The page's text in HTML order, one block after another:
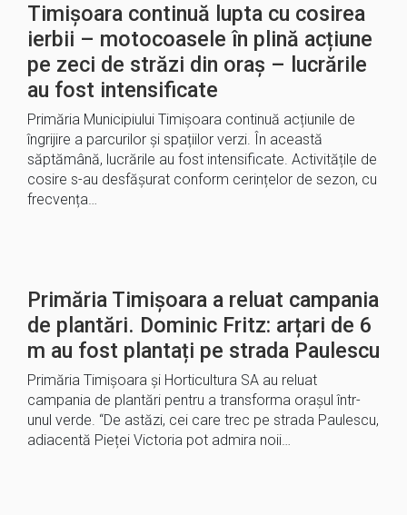
Timișoara continuă lupta cu cosirea
ierbii – motocoasele în plină acțiune
pe zeci de străzi din oraș – lucrările
au fost intensificate
Primăria Municipiului Timișoara continuă acțiunile de
îngrijire a parcurilor și spațiilor verzi. În această
săptămână, lucrările au fost intensificate. Activitățile de
cosire s-au desfășurat conform cerințelor de sezon, cu
frecvența…
Primăria Timișoara a reluat campania
de plantări. Dominic Fritz: arțari de 6
m au fost plantați pe strada Paulescu
Primăria Timișoara și Horticultura SA au reluat
campania de plantări pentru a transforma orașul într-
unul verde. “De astăzi, cei care trec pe strada Paulescu,
adiacentă Pieței Victoria pot admira noii…